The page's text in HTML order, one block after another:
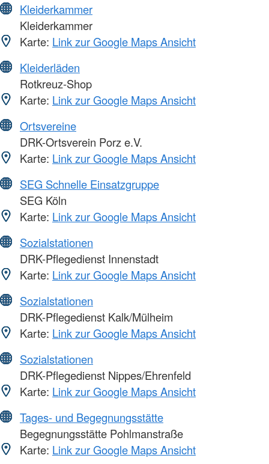
Kleiderkammer
Kleiderkammer
Karte: Link zur Google Maps Ansicht
Kleiderläden
Rotkreuz-Shop
Karte: Link zur Google Maps Ansicht
Ortsvereine
DRK-Ortsverein Porz e.V.
Karte: Link zur Google Maps Ansicht
SEG Schnelle Einsatzgruppe
SEG Köln
Karte: Link zur Google Maps Ansicht
Sozialstationen
DRK-Pflegedienst Innenstadt
Karte: Link zur Google Maps Ansicht
Sozialstationen
DRK-Pflegedienst Kalk/Mülheim
Karte: Link zur Google Maps Ansicht
Sozialstationen
DRK-Pflegedienst Nippes/Ehrenfeld
Karte: Link zur Google Maps Ansicht
Tages- und Begegnungsstätte
Begegnungsstätte Pohlmanstraße
Karte: Link zur Google Maps Ansicht
Foto: A. Zelck / DRKS